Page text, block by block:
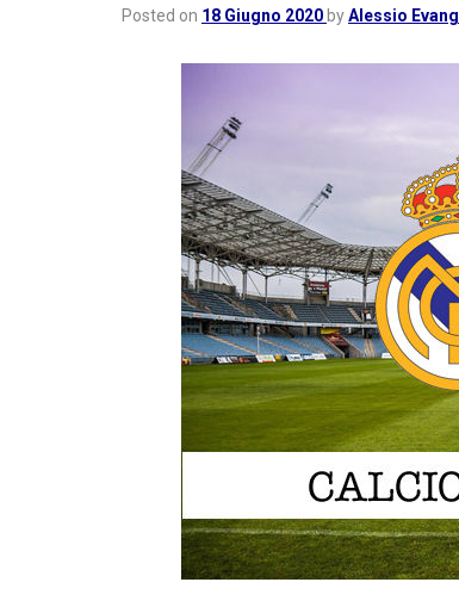
Posted on 18 Giugno 2020 byAlessio